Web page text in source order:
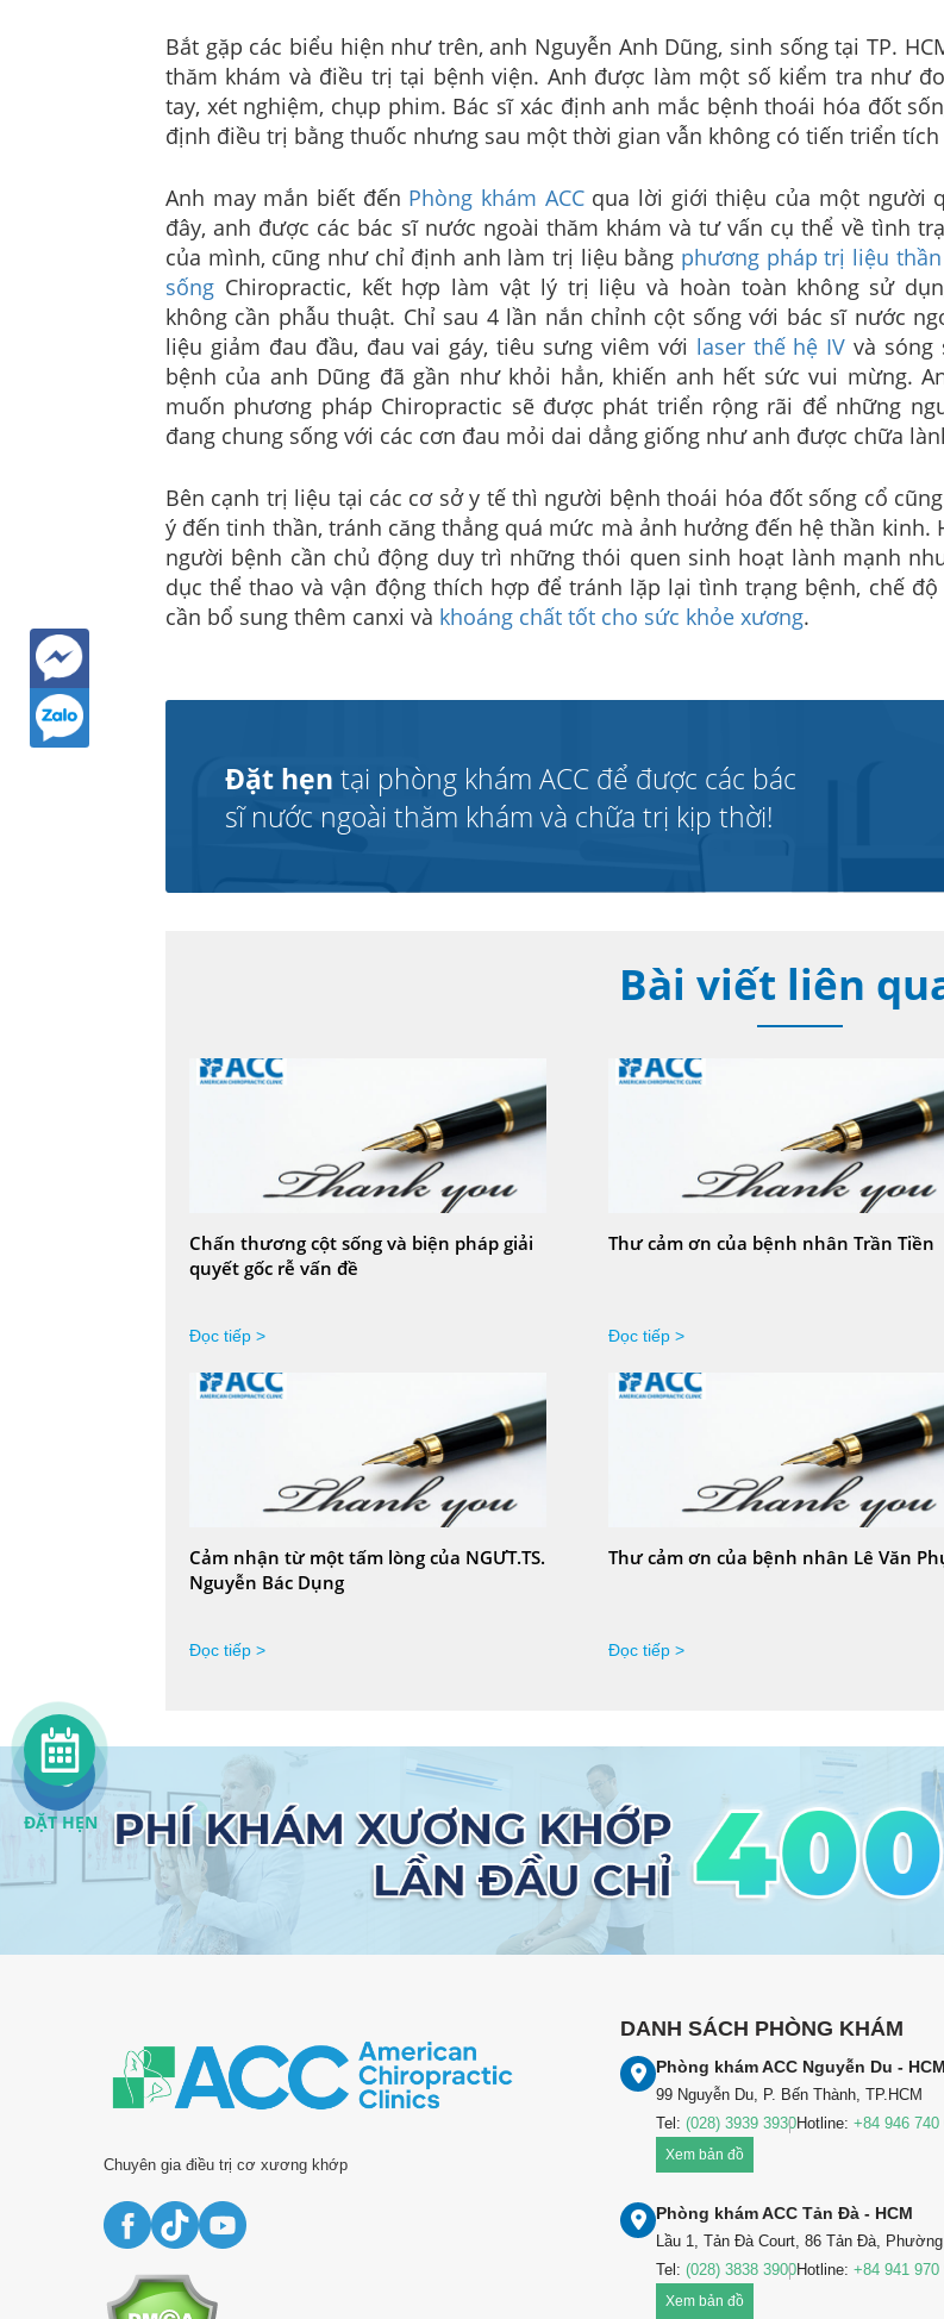
Bắt gặp các biểu hiện như trên, anh Nguyễn Anh Dũng, sinh sống tại TP.
thăm khám và điều trị tại bệnh viện. Anh được làm một số kiểm tra như
tay, xét nghiệm, chụp phim. Bác sĩ xác định anh mắc bệnh thoái hóa đốt
định điều trị bằng thuốc nhưng sau một thời gian vẫn không có tiến triển tích
Anh may mắn biết đến Phòng khám ACCqua lời giới thiệu của một người
đây, anh được các bác sĩ nước ngoài thăm khám và tư vấn cụ thể về tình
của mình, cũng như chỉ định anh làm trị liệu bằng phương pháp trị liệu
sống Chiropractic, kết hợp làm vật lý trị liệu và hoàn toàn không sử
không cần phẫu thuật. Chỉ sau 4 lần nắn chỉnh cột sống với bác sĩ nước
liệu giảm đau đầu, đau vai gáy, tiêu sưng viêm với laser thế hệ IV và sóng
bệnh của anh Dũng đã gần như khỏi hẳn, khiến anh hết sức vui mừng.
muốn phương pháp Chiropractic sẽ được phát triển rộng rãi để những
đang chung sống với các cơn đau mỏi dai dẳng giống như anh được chữa
Bên cạnh trị liệu tại các cơ sở y tế thì người bệnh thoái hóa đốt sống cổ
ý đến tinh thần, tránh căng thẳng quá mức mà ảnh hưởng đến hệ thần kinh.
người bệnh cần chủ động duy trì những thói quen sinh hoạt lành mạnh
dục thể thao và vận động thích hợp để tránh lặp lại tình trạng bệnh, chế
cần bổ sung thêm canxi và khoáng chất tốt cho sức khỏe xương.
Đặt hẹn tại phòng khám ACC để được các bác
sĩ nước ngoài thăm khám và chữa trị kịp thời!
Bài viết liên
Chấn thương cột sống và biện pháp giải
quyết gốc rễ vấn đề
Đọc tiếp >
Thư cảm ơn của bệnh nhân Trần Tiền
Đọc tiếp >
Cảm nhận từ một tấm lòng của NGƯT.TS.
Nguyễn Bác Dụng
Đọc tiếp >
Thư cảm ơn của bệnh nhân Lê Văn
Đọc tiếp >
Chuyên gia điều trị cơ xương khớp
DANH SÁCH PHÒNG KHÁM
Phòng khám ACC Nguyễn Du - HCM
99 Nguyễn Du, P. Bến Thành, TP.HCM
Tel: (028) 3939 3930Hotline: +84 946 740
Xem bản đồ
Phòng khám ACC Tản Đà - HCM
Lầu 1, Tản Đà Court, 86 Tản Đà,
Tel: (028) 3838 3900Hotline: +84 941 970
Xem bản đồ
ĐẶT HẸN